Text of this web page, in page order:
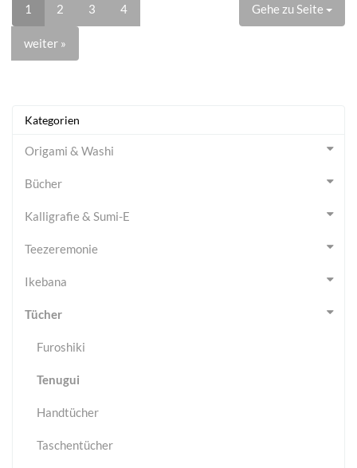
1 2 3 4
weiter »
Gehe zu Seite
Kategorien
Origami & Washi
Bücher
Kalligrafie & Sumi-E
Teezeremonie
Ikebana
Tücher
Furoshiki
Tenugui
Handtücher
Taschentücher